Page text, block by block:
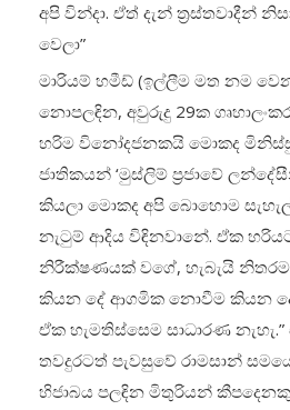
අපි වින්දා. ඒත් දැන් ත්‍රස්තවාදීන්
වෙලා”
මාරියම් හමීඩ් (ඉල්ලීම මත නම
නොපලඳින, අවුරුදු 29ක
හරිම විනෝදජනකයි මොකද
ජාතිකයන් ‘මුස්ලිම් ප්‍රජාවේ
කියලා මොකද අපි බොහොම
නැටුම් ආදිය විඳිනවානේ. ඒක
නිරීක්ෂණයක් වගේ, හැබැයි
කියන දේ ආගමික නොවීම කියන
ඒක හැමතිස්සෙම සාධාරණ
තවදුරටත් පැවසුවේ රාමසාන්
හිජාබය පලඳින මිතුරියන්